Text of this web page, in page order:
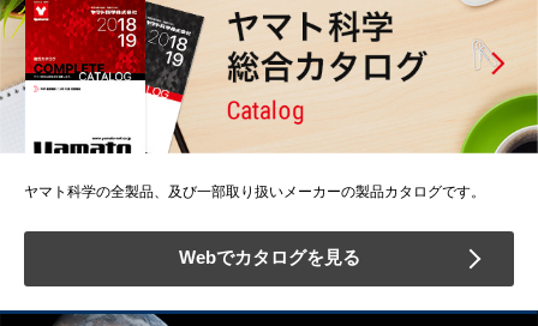
ヤマト科学の全製品、及び一部取り扱いメーカーの製品カタログです。
Webでカタログを見る